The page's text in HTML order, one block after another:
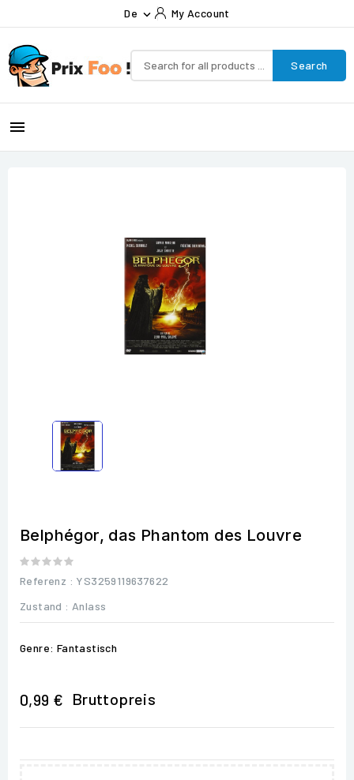
De  My Account
Search

Belphégor, das Phantom des Louvre
Referenz : YS3259119637622
Zustand : Anlass
Genre: Fantastisch
0,99 € Bruttopreis